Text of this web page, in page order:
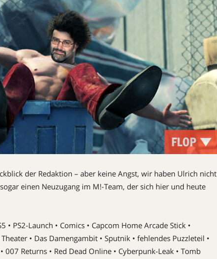
der Redaktion – aber keine Angst, wir haben Ulrich nicht
einen Neuzugang im M!-Team, der sich hier und heute
• PS2-Launch • Comics • Capcom Home Arcade Stick •
• Das Damengambit • Sputnik • fehlendes Puzzleteil •
007 Returns • Red Dead Online • Cyberpunk-Leak • Tomb